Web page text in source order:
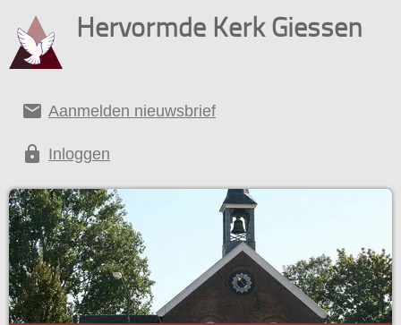
Hervormde Kerk Giessen
email Aanmelden nieuwsbrief
lock Inloggen